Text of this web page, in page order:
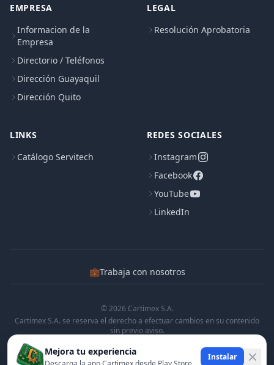
EMPRESA
Informacion de la
Empresa
Directorio / Teléfonos
Dirección Guayaquil
Dirección Quito
LEGAL
Resolución Aprobatoria
LINKS
Catálogo Servitech
REDES SOCIALES
Instagram
Facebook
YouTube
LinkedIn
💼Trabaja con nosotros
© 2026 Cartimex S.A.
Cartimex S.A. se reserva el derecho a efectuar cambios en su contenido
sin previo aviso.
Cartimex S.A. no manifiesta ni garantiza que la informacion contenida en
esta pagina sea precisa o completa.
Mejora tu experiencia Instalar